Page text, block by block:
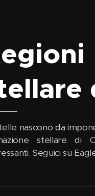
nascono da
stellare di
Seguici su